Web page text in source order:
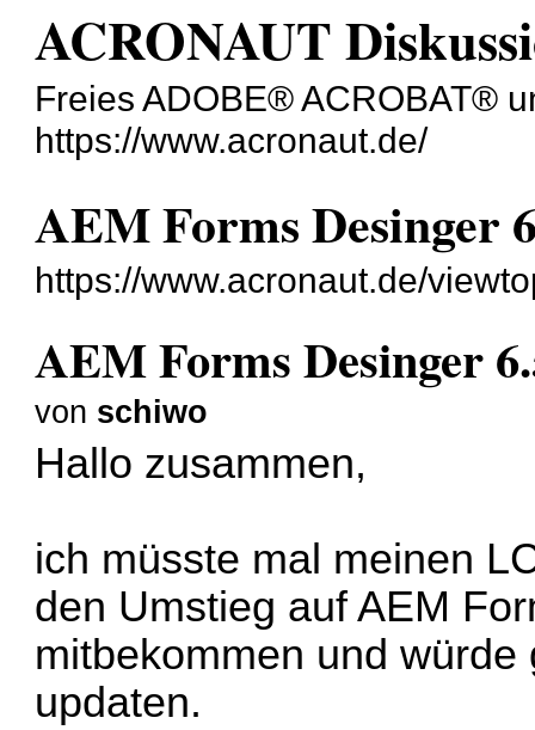
ACRONAUT
Freies ADOBE® ACROBAT®
https://www.acronaut.de/
AEM Forms Desinger
https://www.acronaut.de/
AEM Forms Desinger
von schiwo
Hallo zusammen,
ich müsste mal meinen
den Umstieg auf AEM
mitbekommen und
updaten.